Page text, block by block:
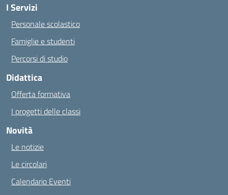
I Servizi
Personale scolastico
Famiglie e studenti
Percorsi di studio
Didattica
Offerta formativa
I progetti delle classi
Novità
Le notizie
Le circolari
Calendario Eventi